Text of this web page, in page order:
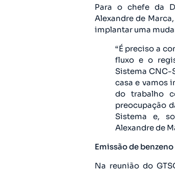
Para o chefe da
Alexandre de
implantar uma
“É preciso a
fluxo e o
Sistema CNC-
casa e vamos
do trabalho
preocupação
Sistema e,
Alexandre de
Emissão de
Na reunião do